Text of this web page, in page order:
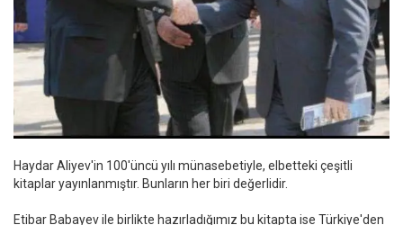
Haydar Aliyev'in 100'üncü yılı münasebetiyle, elbetteki çeşitli
kitaplar yayınlanmıştır. Bunların her biri değerlidir.
Etibar Babayev ile birlikte hazırladığımız bu kitapta ise Türkiye'den